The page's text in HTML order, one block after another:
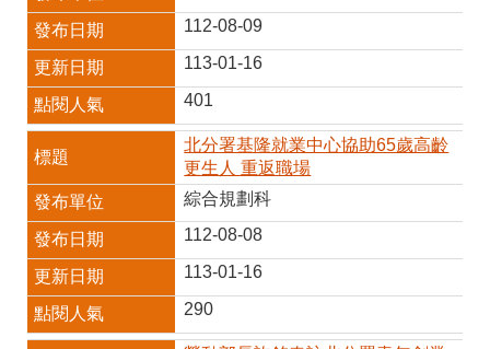
112-08-09
113-01-16
401
北分署基隆就業中心協助65歲高齡
更生人 重返職場
綜合規劃科
112-08-08
113-01-16
290